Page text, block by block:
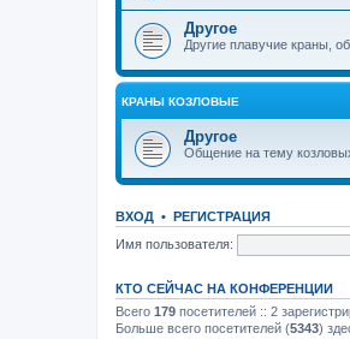
Другое
Другие плавучие краны,
КРАНЫ КОЗЛОВЫЕ
Другое
Общение на тему
ВХОД • РЕГИСТРАЦИЯ
Имя пользователя:
КТО СЕЙЧАС НА КОНФЕРЕНЦИИ
Всего 179 посетителей :: 2
Больше всего посетителей (5343)